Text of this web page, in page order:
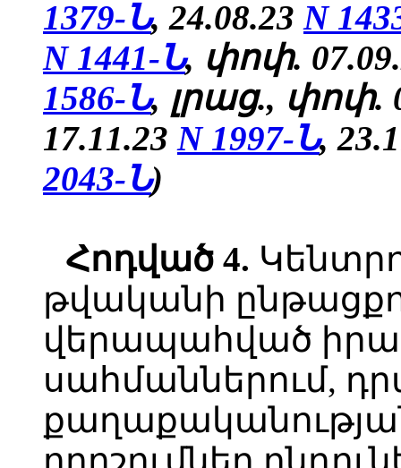
1379-Ն,24.08.23 N
N 1441-Ն, փոփ.
1586-Ն, լրաց., փոփ.
17.11.23 N 1997-Ն,
2043-Ն)
Հոդված 4.
թվականի
վերապահված
սահմաններում,